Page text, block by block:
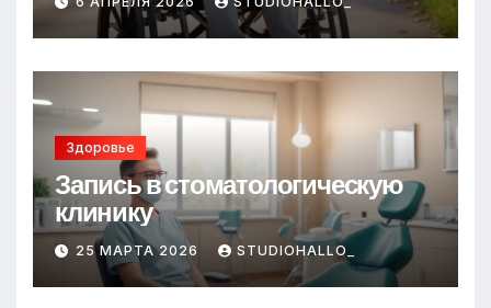
Здоровье
Запись в стоматологическую
клинику
25 МАРТА 2026 STUDIOHALLO_